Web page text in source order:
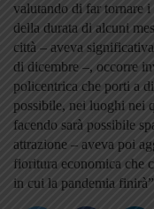
valutando di far tornare
della durata di alcuni
città – aveva
di dicembre –, occorre
policentrica che porti a
possibile, nei luoghi nei
facendo sarà possibile
attrazione – aveva poi
fioritura economica che
in cui la pandemia